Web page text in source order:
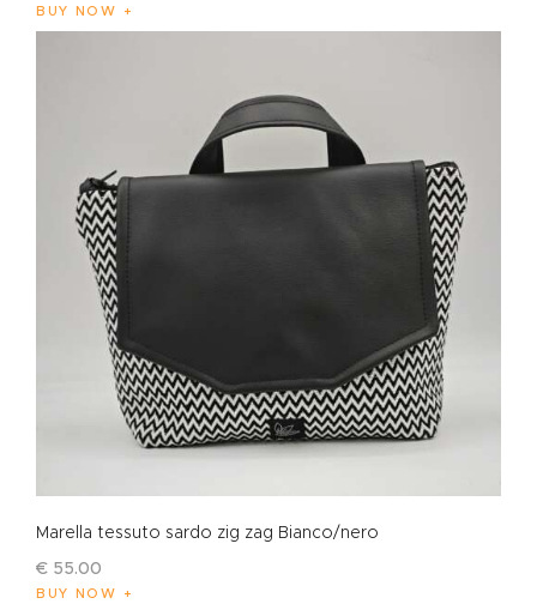
BUY NOW
Marella tessuto sardo zig zag Bianco/nero
€ 55.00
BUY NOW